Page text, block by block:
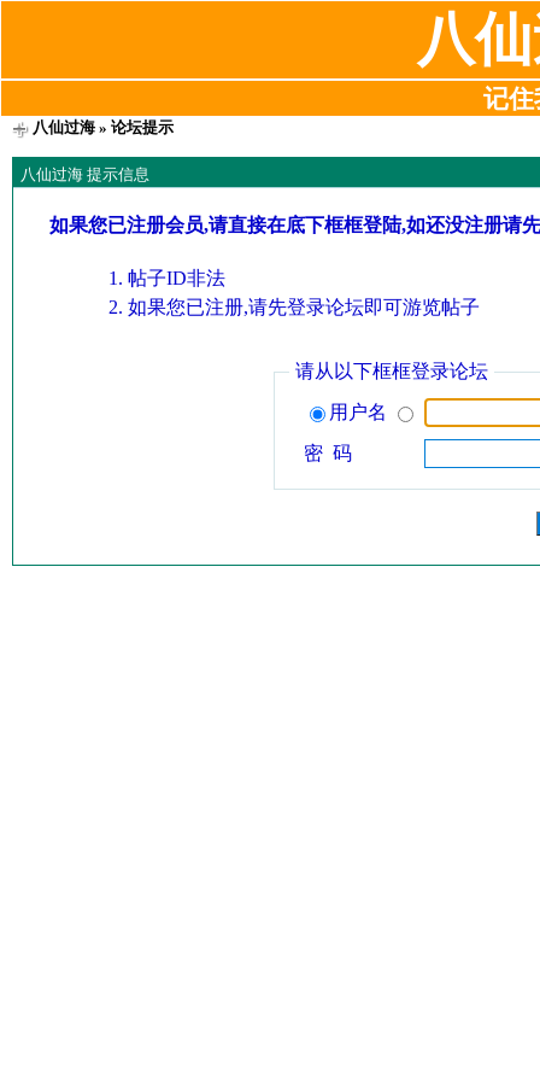
八
记住
八仙过海» 论坛提示
八仙过海 提示信息
如果您已注册会员,请直接在底下框框登陆,如还没注册请
帖子ID非法
如果您已注册,请先登录论坛即可游览帖子
请从以下框框登录论坛
用户名
密 码